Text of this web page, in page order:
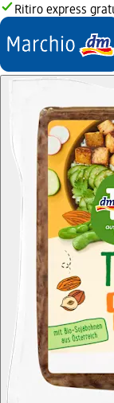
Ritiro express